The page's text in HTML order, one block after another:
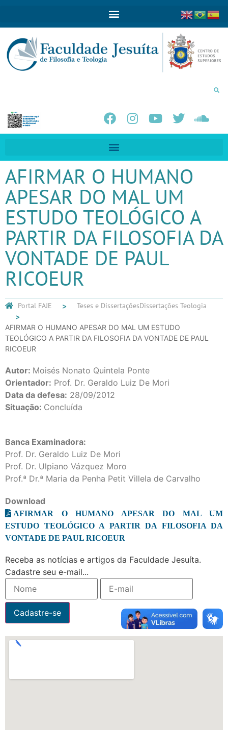
AFIRMAR O HUMANO
APESAR DO MAL UM
ESTUDO TEOLÓGICO A
PARTIR DA FILOSOFIA DA
VONTADE DE PAUL
RICOEUR
Portal FAJE Teses e DissertaçõesDissertações Teologia
AFIRMAR O HUMANO APESAR DO MAL UM ESTUDO
TEOLÓGICO A PARTIR DA FILOSOFIA DA VONTADE DE PAUL
RICOEUR
Autor: Moisés Nonato Quintela Ponte
Orientador: Prof. Dr. Geraldo Luiz De Mori
Data da defesa: 28/09/2012
Situação: Concluída
Banca Examinadora:
Prof. Dr. Geraldo Luiz De Mori
Prof. Dr. Ulpiano Vázquez Moro
Prof.ª Dr.ª Maria da Penha Petit Villela de Carvalho
Download
AFIRMAR O HUMANO APESAR DO MAL UM
ESTUDO TEOLÓGICO A PARTIR DA FILOSOFIA DA
VONTADE DE PAUL RICOEUR
Receba as notícias e artigos da Faculdade Jesuíta.
Cadastre seu e-mail...